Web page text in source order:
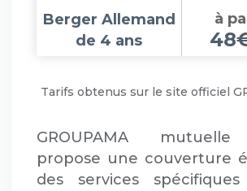
Berger Allemand
de 4 ans
à
Tarifs obtenus sur le site officiel
GROUPAMA
propose une couverture
des services